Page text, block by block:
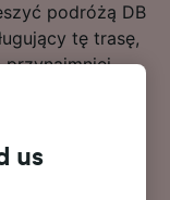
podróżą DB
tę trasę,
przynajmniej
odbędziesz
tanie bilety –
us